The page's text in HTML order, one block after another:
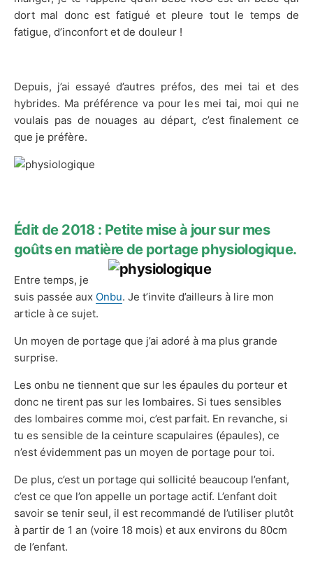
dort mal donc est fatigué et pleure tout le temps de
fatigue, d’inconfort et de douleur !
Depuis, j’ai essayé d’autres préfos, des mei tai et des
hybrides. Ma préférence va pour les mei tai, moi qui ne
voulais pas de nouages au départ, c’est finalement ce
que je préfère.
Édit de 2018 : Petite mise à jour sur mes
goûts en matière de portage physiologique.
Entre temps, je
suis passée aux Onbu. Je t’invite d’ailleurs à lire mon
article à ce sujet.
Un moyen de portage que j’ai adoré à ma plus grande
surprise.
Les onbu ne tiennent que sur les épaules du porteur et
donc ne tirent pas sur les lombaires. Si tues sensibles
des lombaires comme moi, c’est parfait. En revanche, si
tu es sensible de la ceinture scapulaires (épaules), ce
n’est évidemment pas un moyen de portage pour toi.
De plus, c’est un portage qui sollicité beaucoup l’enfant,
c’est ce que l’on appelle un portage actif. L’enfant doit
savoir se tenir seul, il est recommandé de l’utiliser plutôt
à partir de 1 an (voire 18 mois) et aux environs du 80cm
de l’enfant.